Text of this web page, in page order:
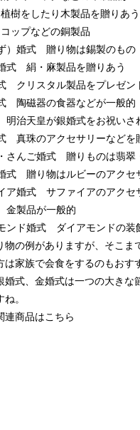
樹をしたり木製品を贈りあう
ップなどの銅製品
）婚式 贈り物は錫製のもの
式 絹・麻製品を贈りあう
クリスタル製品をプレゼン
陶磁器の食器などが一般的
治天皇が銀婚式をお祝いさ
真珠のアクセサリーなどを
さんご婚式 贈りものは翡翠
式 贈り物はルビーのアクセ
ア婚式 サファイアのアクセ
製品が一般的
ンド婚式 ダイアモンドの装
物の例がありますが、そこ
家族で会食をするのもおす
婚式、金婚式は一つの大き
。
連商品はこちら